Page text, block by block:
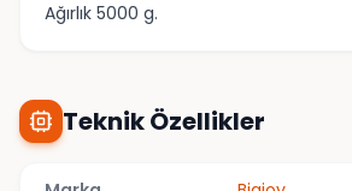
Ağırlık 5000 g.
Teknik Özellikler